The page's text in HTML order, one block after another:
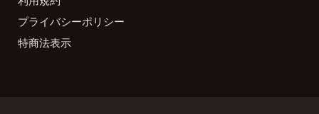
プライバシーポリシー
特商法表示